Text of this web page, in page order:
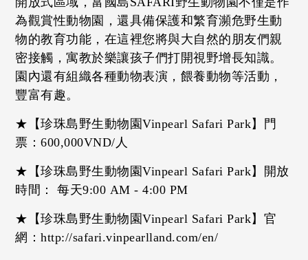
為觀賞性動物園，還具備保護和繁育瀕危野生動
物的教育功能，在這裡您將與大自然的朋友們親
密接觸，寓教於樂讓孩子們打開視野增長知識。
園內還有組織各種動物表演，餵養動物等活動，
豐富有趣。
★【珍珠島野生動物園Vinpearl Safari Park】門
票：600,000VND/人
★【珍珠島野生動物園Vinpearl Safari Park】開放
時間： 每天9:00 AM - 4:00 PM
★【珍珠島野生動物園Vinpearl Safari Park】官
網：http://safari.vinpearlland.com/en/